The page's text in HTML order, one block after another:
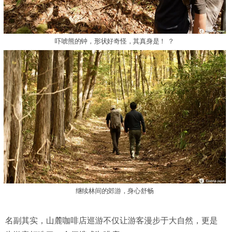
吓唬熊的钟，形状好奇怪，其真身是！ ？
继续林间的郊游，身心舒畅
名副其实，山麓咖啡店巡游不仅让游客漫步于大自然，更是